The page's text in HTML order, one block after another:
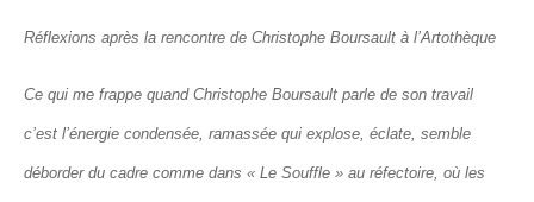
Réflexions après la rencontre de Christophe Boursault à l’Artothèque
Ce qui me frappe quand Christophe Boursault parle de son travail
c’est l’énergie condensée, ramassée qui explose, éclate, semble
déborder du cadre comme dans « Le Souffle » au réfectoire, où les